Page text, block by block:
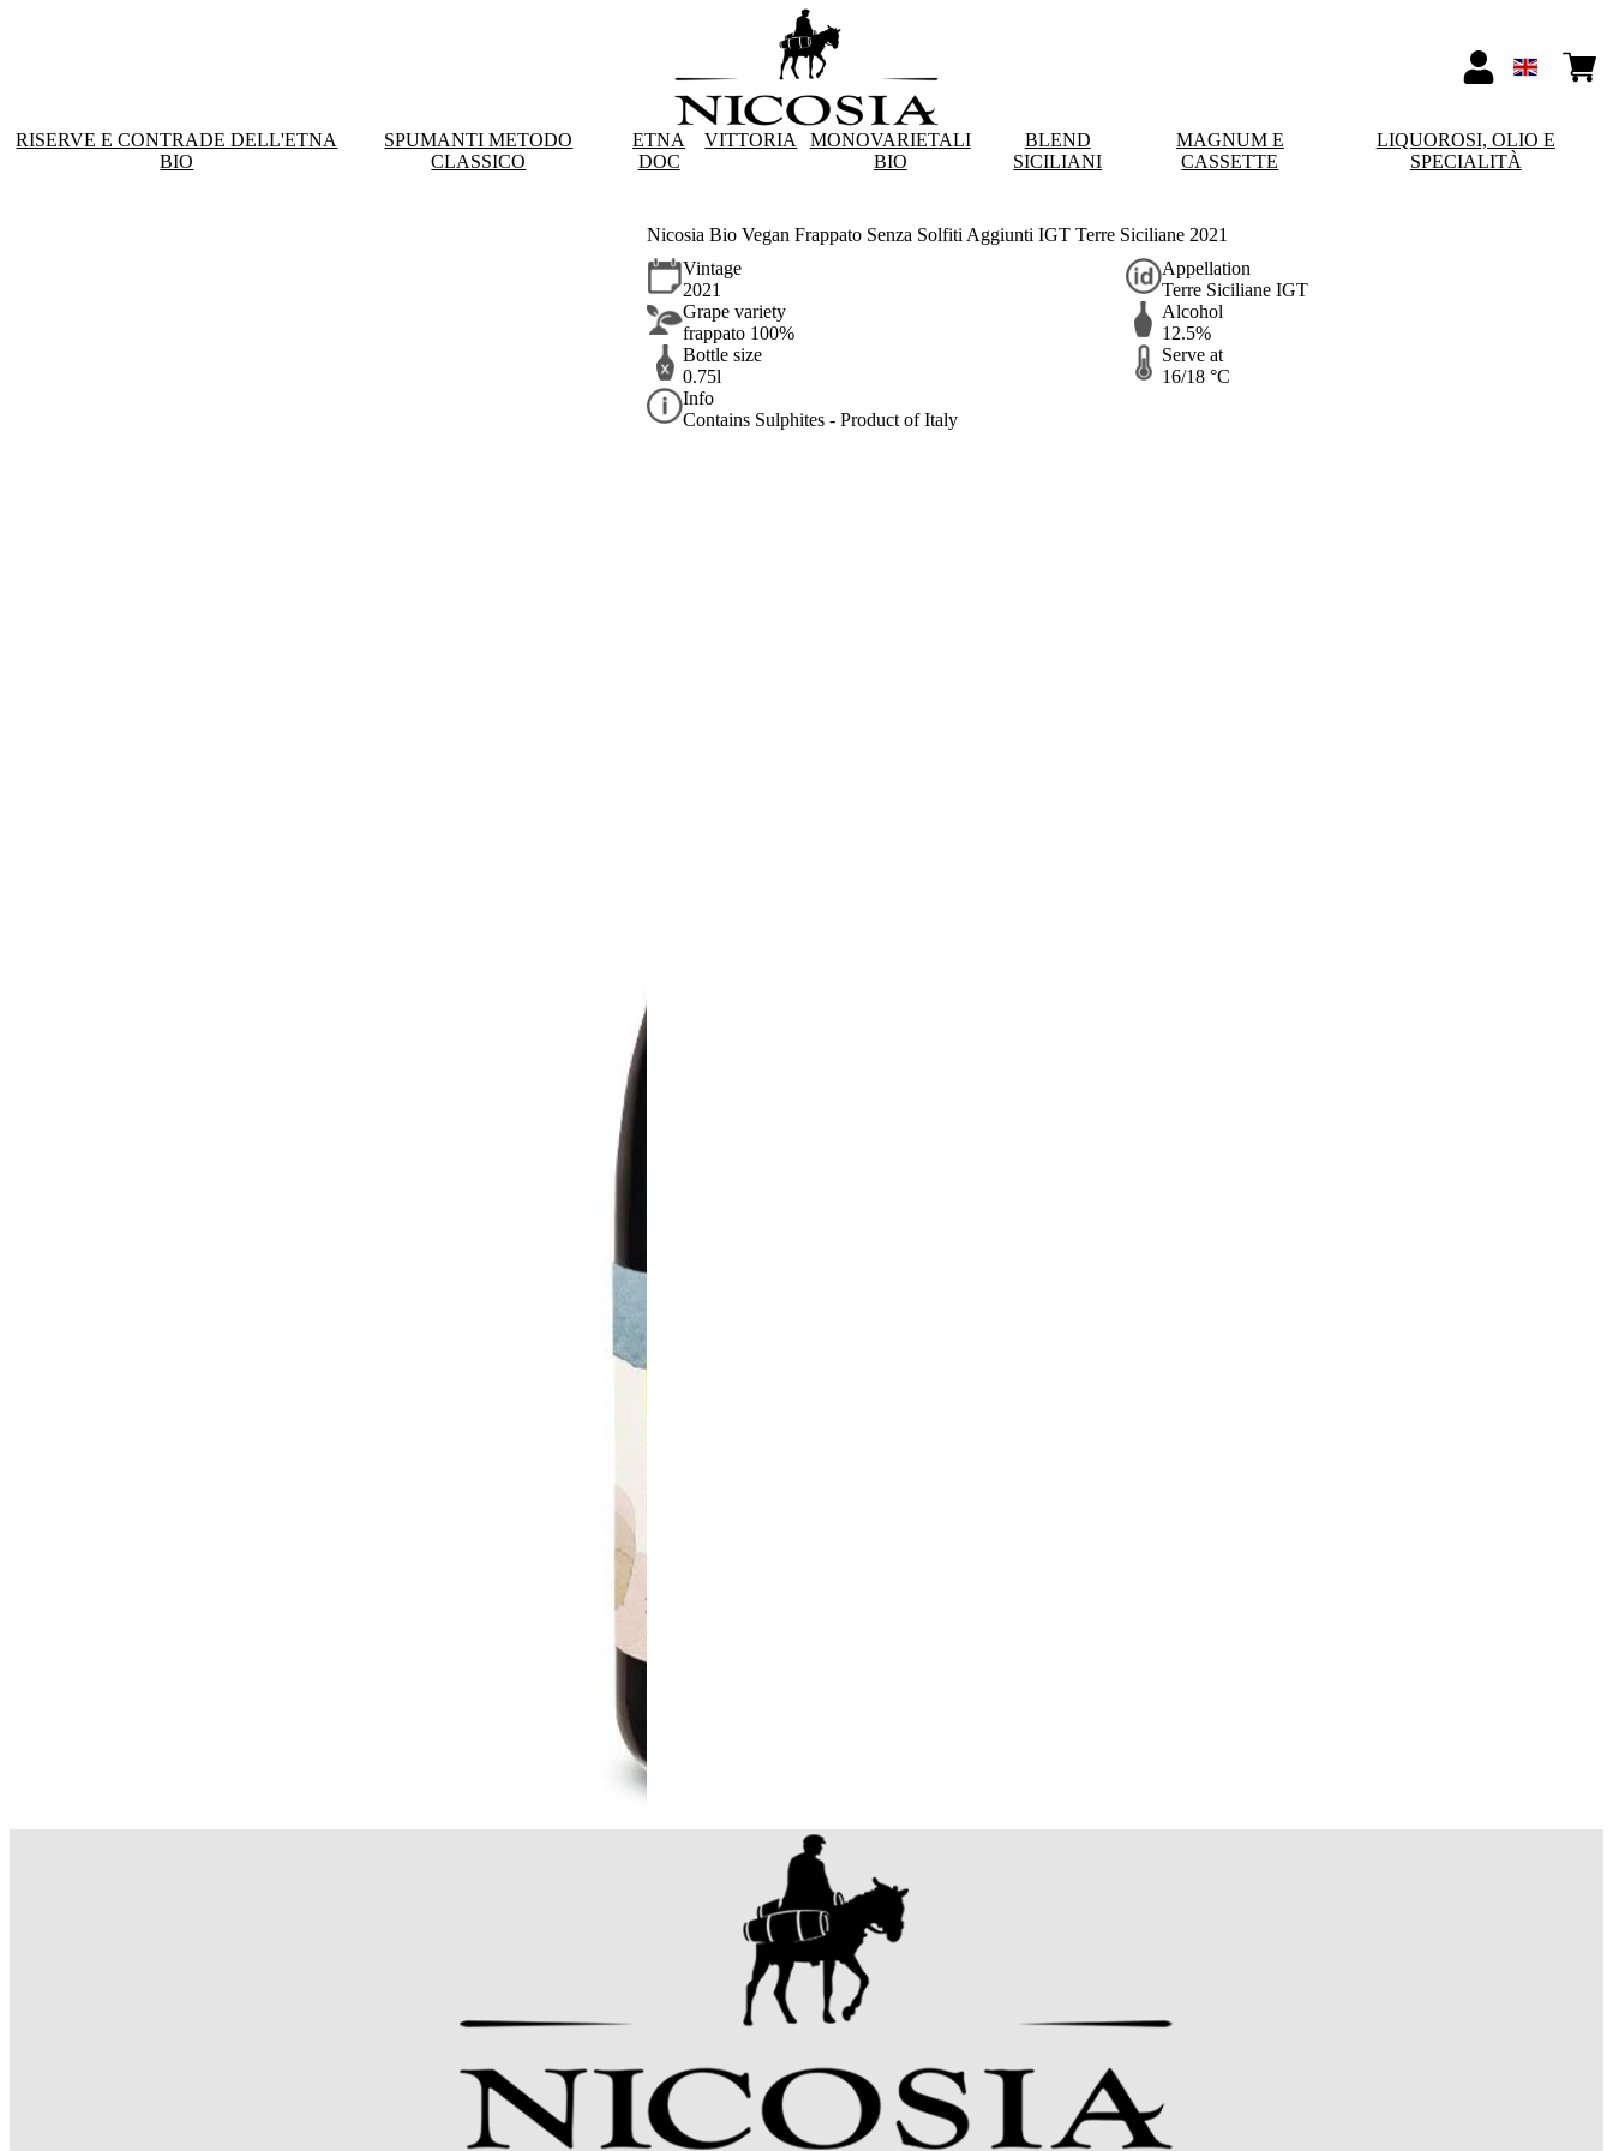
RISERVE E CONTRADE DELL'ETNA
BIO
SPUMANTI METODO
CLASSICO
ETNA
DOC
VITTORIA
MONOVARIETALI
BIO
BLEND
SICILIANI
MAGNUM E
CASSETTE
LIQUOROSI, OLIO E
SPECIALITÀ
Nicosia Bio Vegan Frappato Senza Solfiti Aggiunti IGT Terre Siciliane 2021
Vintage
2021
Appellation
Terre Siciliane IGT
Grape variety
frappato 100%
Alcohol
12.5%
Bottle size
0.75l
Serve at
16/18 °C
Info
Contains Sulphites - Product of Italy